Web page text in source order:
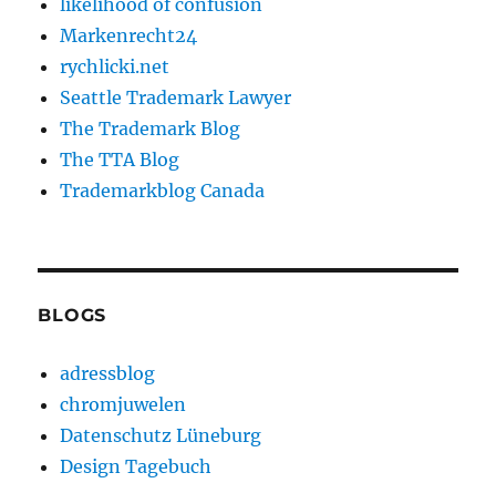
likelihood of confusion
Markenrecht24
rychlicki.net
Seattle Trademark Lawyer
The Trademark Blog
The TTA Blog
Trademarkblog Canada
BLOGS
adressblog
chromjuwelen
Datenschutz Lüneburg
Design Tagebuch